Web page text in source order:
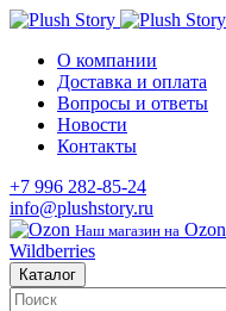
О компании
Доставка и оплата
Вопросы и ответы
Новости
Контакты
+7 996 282-85-24
info@plushstory.ru
Наш магазин на Ozon
Wildberries
Каталог